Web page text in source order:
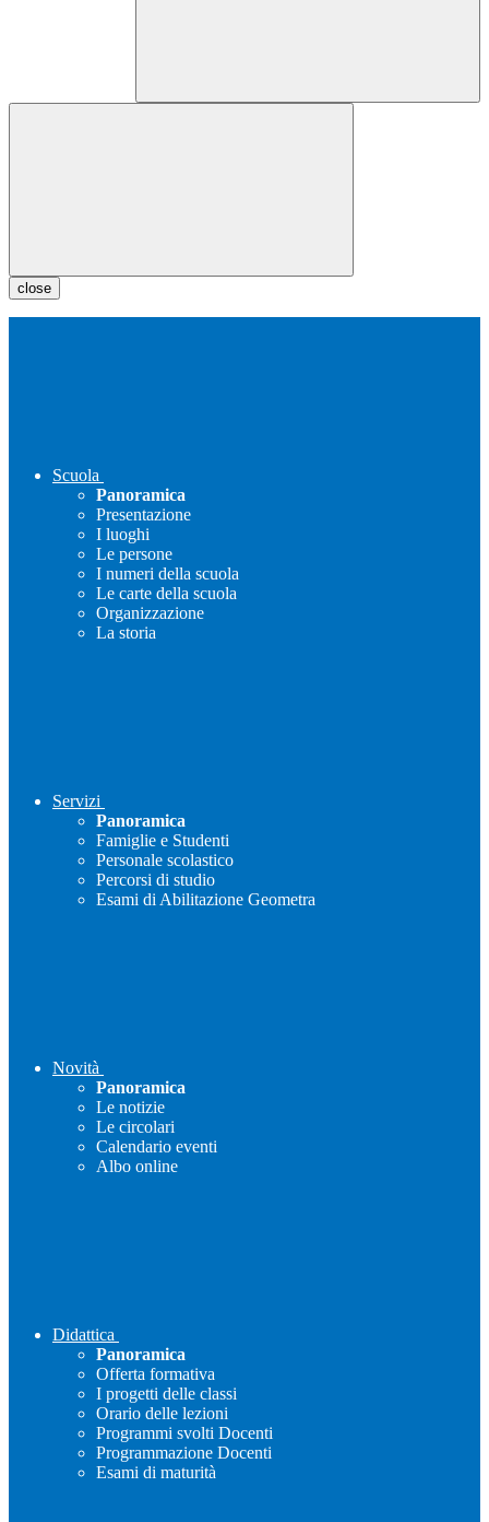
close
Scuola
Panoramica
Presentazione
I luoghi
Le persone
I numeri della scuola
Le carte della scuola
Organizzazione
La storia
Servizi
Panoramica
Famiglie e Studenti
Personale scolastico
Percorsi di studio
Esami di Abilitazione Geometra
Novità
Panoramica
Le notizie
Le circolari
Calendario eventi
Albo online
Didattica
Panoramica
Offerta formativa
I progetti delle classi
Orario delle lezioni
Programmi svolti Docenti
Programmazione Docenti
Esami di maturità